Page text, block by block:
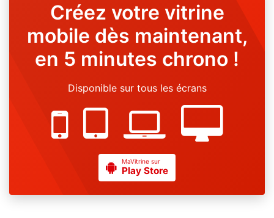
Créez votre vitrine
mobile dès maintenant,
en 5 minutes chrono !
Disponible sur tous les écrans
MaVitrine sur
Play Store